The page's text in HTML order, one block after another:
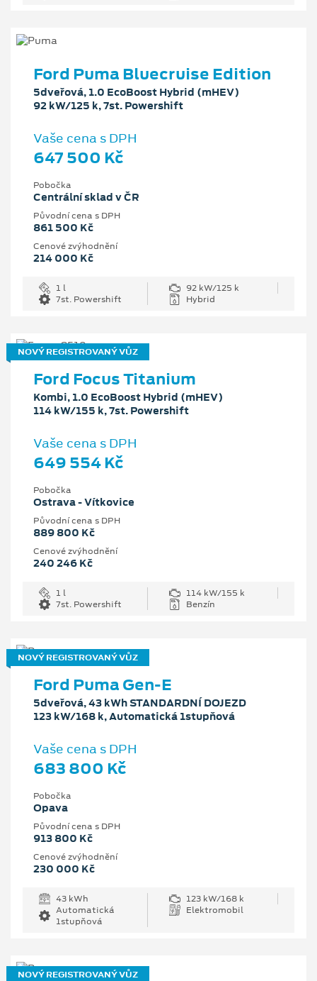
Ford Puma Bluecruise Edition
5dveřová, 1.0 EcoBoost Hybrid (mHEV)
92 kW/125 k, 7st. Powershift
Vaše cena s DPH
647 500 Kč
Pobočka
Centrální sklad v ČR
Původní cena s DPH
861 500 Kč
Cenové zvýhodnění
214 000 Kč
1 l
92 kW/125 k
7st. Powershift
Hybrid
NOVÝ REGISTROVANÝ VŮZ
Ford Focus Titanium
Kombi, 1.0 EcoBoost Hybrid (mHEV)
114 kW/155 k, 7st. Powershift
Vaše cena s DPH
649 554 Kč
Pobočka
Ostrava - Vítkovice
Původní cena s DPH
889 800 Kč
Cenové zvýhodnění
240 246 Kč
1 l
114 kW/155 k
7st. Powershift
Benzín
NOVÝ REGISTROVANÝ VŮZ
Ford Puma Gen-E
5dveřová, 43 kWh STANDARDNÍ DOJEZD
123 kW/168 k, Automatická 1stupňová
Vaše cena s DPH
683 800 Kč
Pobočka
Opava
Původní cena s DPH
913 800 Kč
Cenové zvýhodnění
230 000 Kč
43 kWh
123 kW/168 k
Automatická
1stupňová
Elektromobil
NOVÝ REGISTROVANÝ VŮZ